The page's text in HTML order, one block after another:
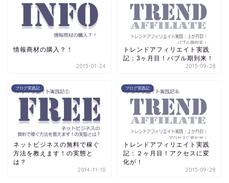
情報商材の購入？！
2015-01-24
トレンドアフィリエイト実践
記：3ヶ月目！バブル期到来！
2015-09-28
ブログ実践記
ネットビジネスの無料で稼ぐ
方法を教えます！の実態と
は？
2014-11-10
ブログ実践記
トレンドアフィリエイト実践
記：２ヶ月目！アクセスに変
化が！
2015-09-28